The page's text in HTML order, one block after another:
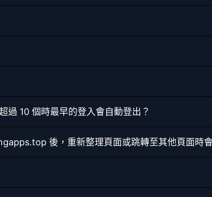
過 10 個時最早的登入會自動登出？
後，重新整理頁面或跳轉至其他頁面時